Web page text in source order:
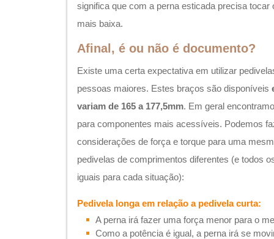
significa que com a perna esticada precisa tocar
mais baixa.
Afinal, é ou não é documento?
Existe uma certa expectativa em utilizar
pessoas maiores. Estes braços são disponíveis
variam de 165 a 177,5mm. Em geral
para componentes mais acessíveis. Podemos
considerações de força e torque para uma
pedivelas de comprimentos diferentes (e todos
iguais para cada situação):
Pedivela longa em relação a pedivela curta:
A perna irá fazer uma força menor para o
Como a potência é igual, a perna irá se